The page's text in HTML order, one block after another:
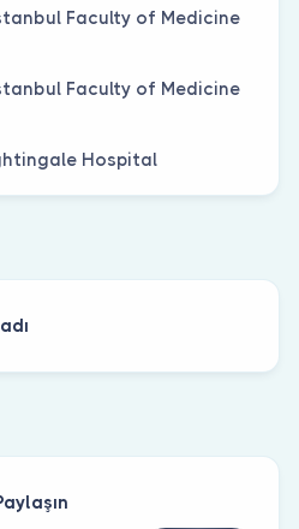
Faculty of Medicine
Faculty of Medicine
Hospital